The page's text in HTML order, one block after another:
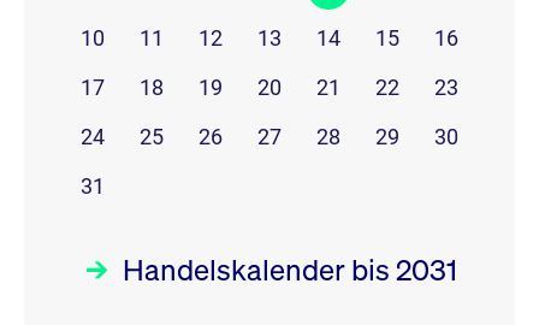
10 11 12 13 14 15
16
17
18 19 20 21 22
23
24
25 26 27 28 29
30
31
Handelskalender bis 2031